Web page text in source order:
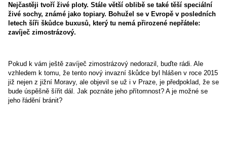
Nejčastěji tvoří živé ploty. Stále větší oblibě se také těší speciální
živé sochy, známé jako topiary. Bohužel se v Evropě v posledních
letech šíři škůdce buxusů, který tu nemá přirozené nepřátele:
zavíječ zimostrázový.
Pokud k vám ještě zavíječ zimostrázový nedorazil, buďte rádi. Ale
vzhledem k tomu, že tento nový invazní škůdce byl hlášen v roce 2015
již nejen z jižní Moravy, ale objevil se už i v Praze, je předpoklad, že se
bude úspěšně šířit dál. Jak poznáte jeho přítomnost? A je možné se
jeho řádění bránit?